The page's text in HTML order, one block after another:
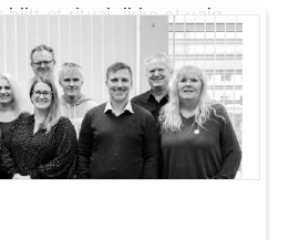
blitt et ritual, ikke et valg.
seg til velgerne
gamle brudd får sjelden
gir folket sin tillit – igjen
lukker seg. Er det